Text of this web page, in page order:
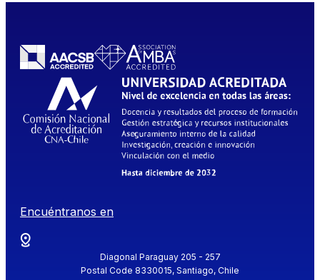
Encuéntranos en
Diagonal Paraguay 205 - 257
Postal Code 8330015, Santiago, Chile